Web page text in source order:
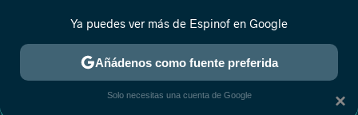
ESTRENOS REALITY ANIME RANKINGS CINE
×
Ya puedes ver más de Espinof en Google
Añádenos como fuente preferida
Solo necesitas una cuenta de Google